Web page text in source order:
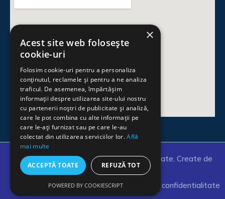
© 2025 Copyright. Toate drepturile rezervate. Create de
MarketingSeo.ro
Politica Cookie
Politica de confidentialitate
×
Acest site web folosește
cookie-uri
Folosim cookie-uri pentru a personaliza
conținutul, reclamele și pentru a ne analiza
traficul. De asemenea, împărtășim
informații despre utilizarea site-ului nostru
cu partenerii noștri de publicitate și analiză,
care le pot combina cu alte informații pe
care le-ați furnizat sau pe care le-au
colectat din utilizarea serviciilor lor.Află
mai multe
ACCEPTĂ TOATE REFUZĂ TOT
POWERED BY COOKIESCRIPT